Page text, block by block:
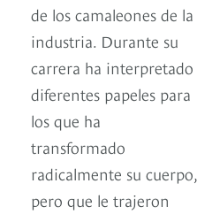
de los camaleones de la
industria. Durante su
carrera ha interpretado
diferentes papeles para
los que ha
transformado
radicalmente su cuerpo,
pero que le trajeron